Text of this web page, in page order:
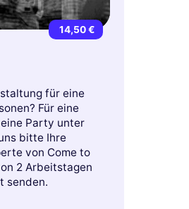
14,50 €
für eine
Für eine
Party unter
bitte Ihre
von Come to
2 Arbeitstagen
senden.